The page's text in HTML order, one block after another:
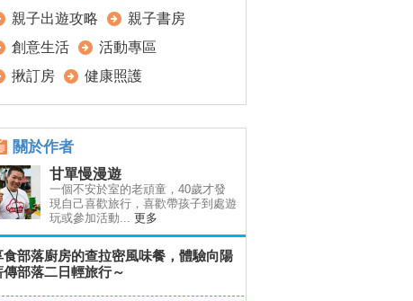
親子出遊攻略
親子書房
創意生活
活動專區
揪訂房
健康照護
關於作者
甘單慢漫遊
一個不安於室的老頑童，40歲才發
現自己喜歡旅行，喜歡帶孩子到處遊
玩或參加活動... 更多
食部落廚房的查拉密風味餐，體驗向陽
傳部落二日輕旅行～